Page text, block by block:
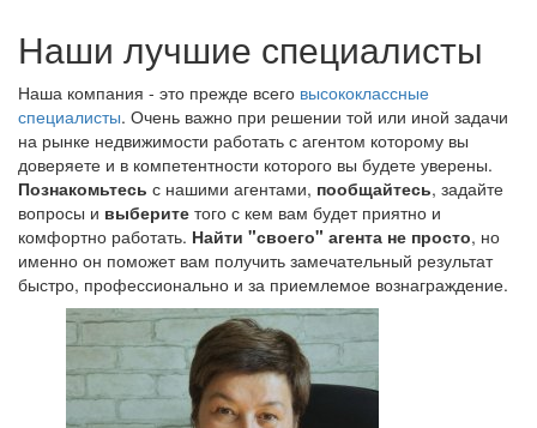
Наши лучшие специалисты
Наша компания - это прежде всего высококлассные
специалисты. Очень важно при решении той или иной задачи
на рынке недвижимости работать с агентом которому вы
доверяете и в компетентности которого вы будете уверены.
Познакомьтесь с нашими агентами, пообщайтесь, задайте
вопросы и выберите того с кем вам будет приятно и
комфортно работать. Найти "своего" агента не просто, но
именно он поможет вам получить замечательный результат
быстро, профессионально и за приемлемое вознаграждение.